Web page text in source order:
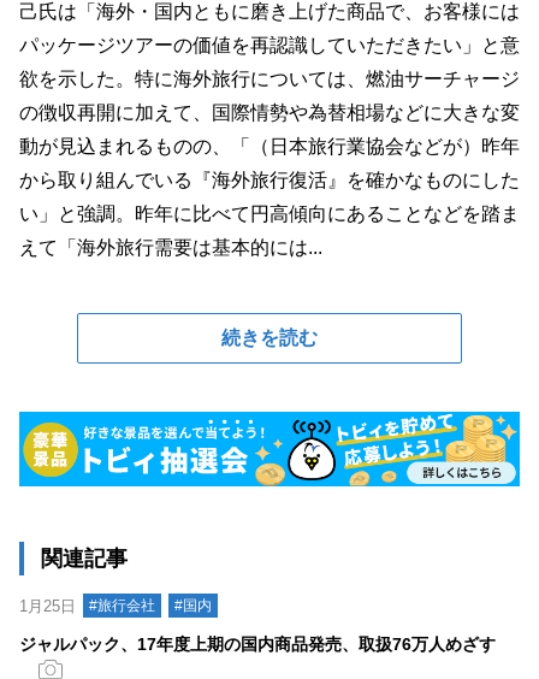
己氏は「海外・国内ともに磨き上げた商品で、お客様には
パッケージツアーの価値を再認識していただきたい」と意
欲を示した。特に海外旅行については、燃油サーチャージ
の徴収再開に加えて、国際情勢や為替相場などに大きな変
動が見込まれるものの、「（日本旅行業協会などが）昨年
から取り組んでいる『海外旅行復活』を確かなものにした
い」と強調。昨年に比べて円高傾向にあることなどを踏ま
えて「海外旅行需要は基本的には...
続きを読む
関連記事
1月25日 #旅行会社 #国内
ジャルパック、17年度上期の国内商品発売、取扱76万人めざす